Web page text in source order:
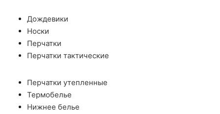
Дождевики
Носки
Перчатки
Перчатки тактические
Перчатки утепленные
Термобелье
Нижнее белье